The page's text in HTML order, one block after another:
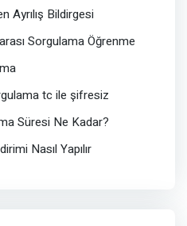
Ayrılış Bildirgesi
Sorgulama Öğrenme
tc ile şifresiz
Süresi Ne Kadar?
Nasıl Yapılır